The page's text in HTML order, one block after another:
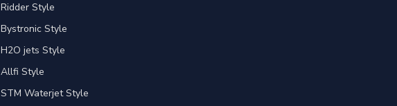
Ridder Style
Bystronic Style
H2O jets Style
Allfi Style
STM Waterjet Style